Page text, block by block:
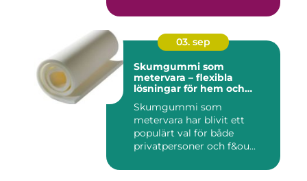
03. sep
Skumgummi som
metervara – flexibla
lösningar för hem och
Skumgummi som
metervara har blivit ett
populärt val för både
privatpersoner och f&ou...